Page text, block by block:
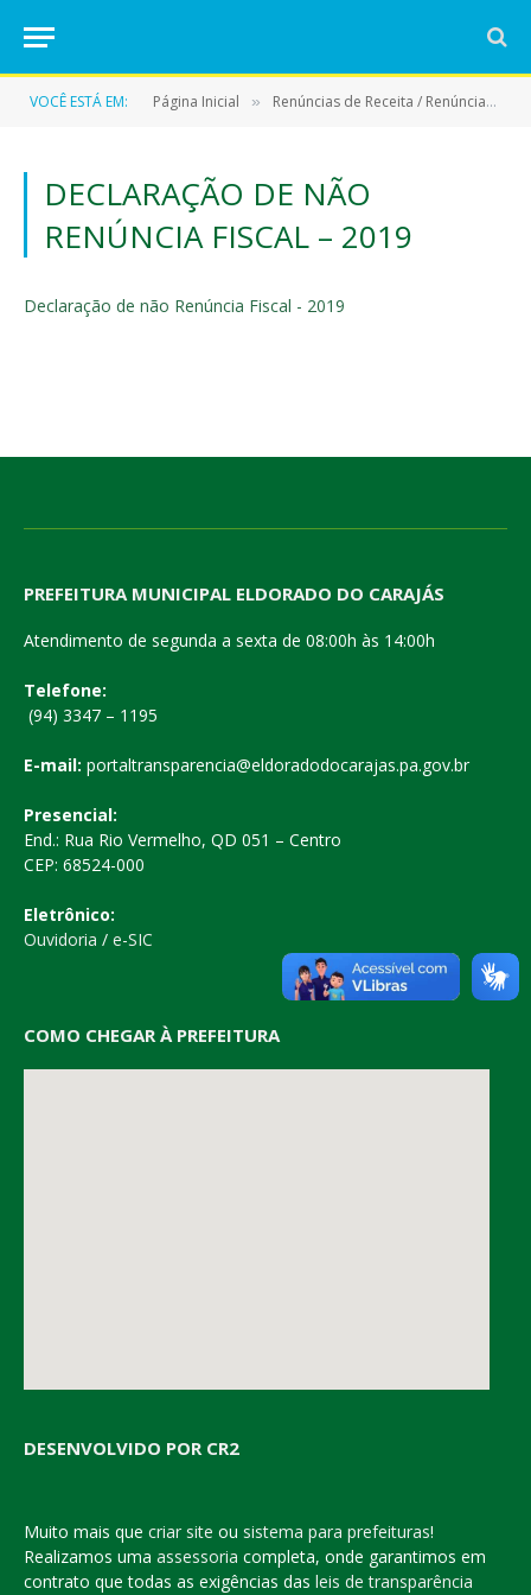
VOCÊ ESTÁ EM: Página Inicial » Renúncias de Receita / Renúncias Fiscais
DECLARAÇÃO DE NÃO
RENÚNCIA FISCAL – 2019
Declaração de não Renúncia Fiscal - 2019
PREFEITURA MUNICIPAL ELDORADO DO CARAJÁS
Atendimento de segunda a sexta de 08:00h às 14:00h
Telefone:
(94) 3347 – 1195
E-mail: portaltransparencia@eldoradodocarajas.pa.gov.br
Presencial:
End.: Rua Rio Vermelho, QD 051 – Centro
CEP: 68524-000
Eletrônico:
Ouvidoria / e-SIC
COMO CHEGAR À PREFEITURA
DESENVOLVIDO POR CR2
Muito mais que criar site ou sistema para prefeituras!
Realizamos uma assessoria completa, onde garantimos em
contrato que todas as exigências das leis de transparência